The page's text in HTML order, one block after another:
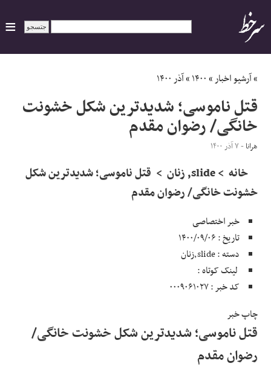
ایران
سیاسی
اقتصاد
ورزشی
جهان
اجتماعی
حوادث
فرهنگی و هنری
مقالات
»آرشیو اخبار»۱۴۰۰»آذر ۱۴۰۰
قتل ناموسی؛ شدیدترین شکل خشونت
خانگی/ رضوان مقدم
هرانا - ۷ آذر ۱۴۰۰
خانه > slide, زنان > قتل ناموسی؛ شدیدترین شکل
خشونت خانگی/ رضوان مقدم
خبر اختصاصی
تاریخ : ۱۴۰۰/۰۹/۰۶
دسته : slide,زنان
لینک کوتاه :
کد خبر : ۰۰۰۹۰۶۱۰۲۷
چاپ خبر
قتل ناموسی؛ شدیدترین شکل خشونت خانگی/
رضوان مقدم